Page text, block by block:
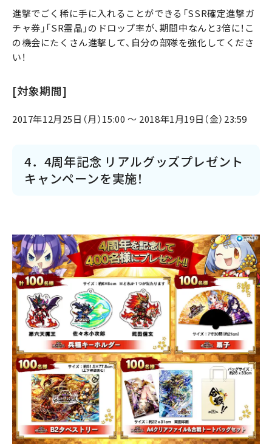
進撃でごく稀に手に入れることができる「SSR確定進撃ガ
チャ券」「SR霊晶」のドロップ率が、期間中なんと3倍に！こ
の機会にたくさん進撃して、自分の部隊を強化してくださ
い！
[対象期間]
2017年12月25日（月）15:00 ～ 2018年1月19日（金）23:59
4．4周年記念 リアルグッズプレゼント
キャンペーンを実施！